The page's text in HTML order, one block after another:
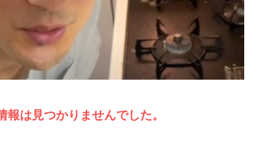
は見つかりませんでした。